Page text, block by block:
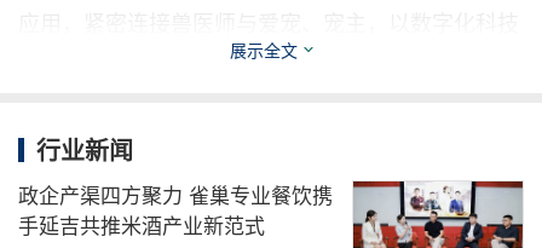
撬动宠物诊疗发展新机遇。
展示全文
行业新闻
政企产渠四方聚力 雀巢专业餐饮携
手延吉共推米酒产业新范式